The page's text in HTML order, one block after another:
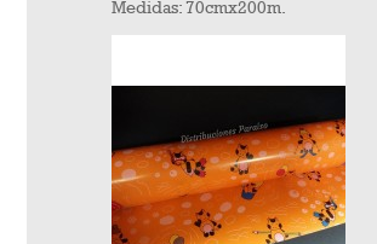
Medidas: 70cmx200m.